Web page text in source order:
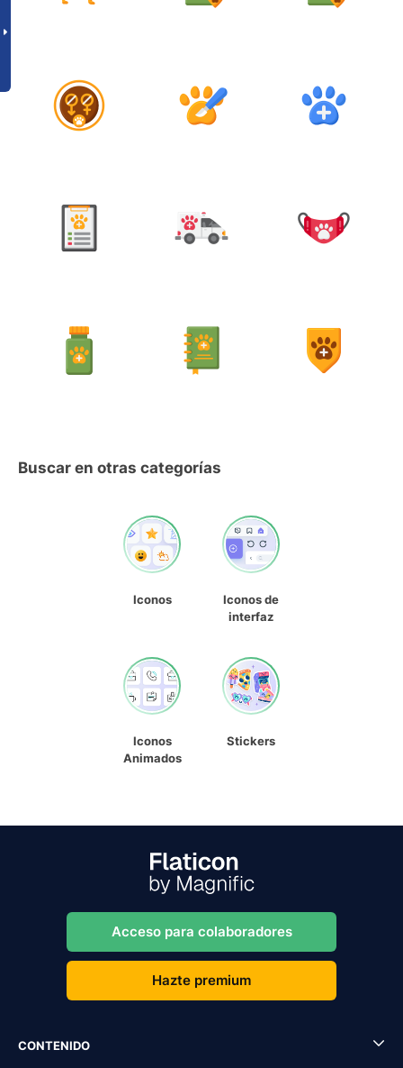
Buscar en otras categorías
Iconos
Iconos de
interfaz
Iconos
Animados
Stickers
Acceso para colaboradores
Hazte premium
CONTENIDO